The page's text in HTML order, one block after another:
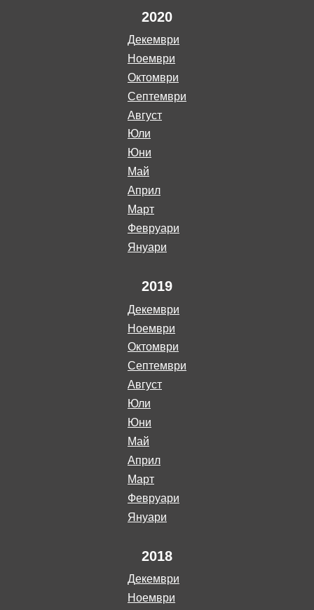
2020
декември
ноември
октомври
септември
август
юли
юни
май
април
март
февруари
януари
2019
декември
ноември
октомври
септември
август
юли
юни
май
април
март
февруари
януари
2018
декември
ноември